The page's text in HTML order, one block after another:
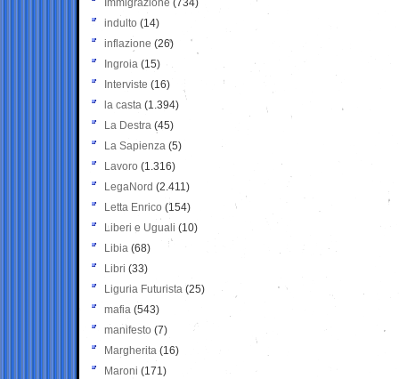
Immigrazione (734)
indulto (14)
inflazione (26)
Ingroia (15)
Interviste (16)
la casta (1.394)
La Destra (45)
La Sapienza (5)
Lavoro (1.316)
LegaNord (2.411)
Letta Enrico (154)
Liberi e Uguali (10)
Libia (68)
Libri (33)
Liguria Futurista (25)
mafia (543)
manifesto (7)
Margherita (16)
Maroni (171)